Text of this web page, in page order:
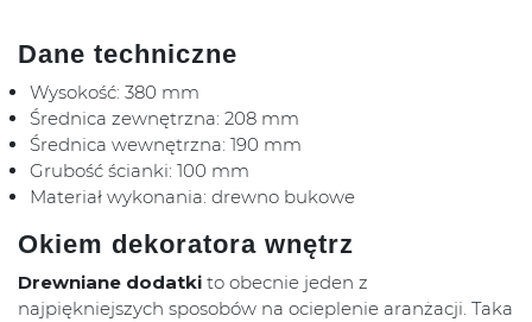
Dane techniczne
Wysokość: 380 mm
Średnica zewnętrzna: 208 mm
Średnica wewnętrzna: 190 mm
Grubość ścianki: 100 mm
Materiał wykonania: drewno bukowe
Okiem dekoratora wnętrz
Drewniane dodatki to obecnie jeden z
najpiękniejszych sposobów na ocieplenie aranżacji. Taka